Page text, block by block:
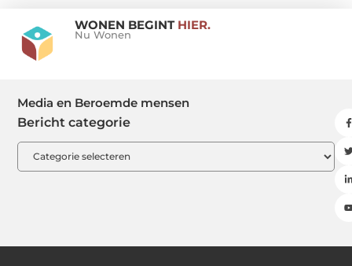
WONEN BEGINT HIER.
Nu Wonen
Media en Beroemde mensen
Bericht categorie